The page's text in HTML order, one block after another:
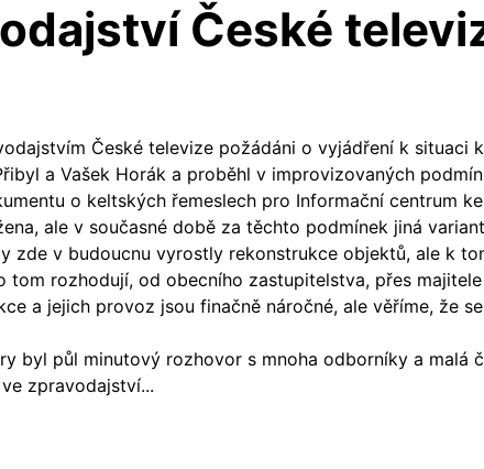
České
České televize požádáni o vyjádření k situaci
a Vašek Horák a proběhl v improvizovaných
o keltských řemeslech pro Informační centrum
ale v současné době za těchto podmínek jiná
zde v budoucnu vyrostly rekonstrukce objektů, ale k
tom rozhodují, od obecního zastupitelstva, přes
a jejich provoz jsou finačně náročné, ale věříme, že
byl půl minutový rozhovor s mnoha odborníky a malá
zpravodajství...